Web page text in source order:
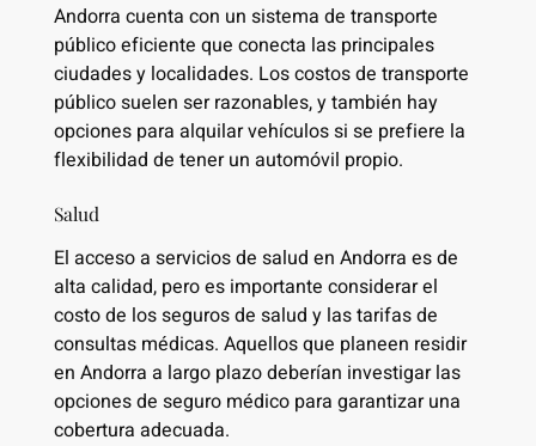
Andorra cuenta con un sistema de transporte
público eficiente que conecta las principales
ciudades y localidades. Los costos de transporte
público suelen ser razonables, y también hay
opciones para alquilar vehículos si se prefiere la
flexibilidad de tener un automóvil propio.
Salud
El acceso a servicios de salud en Andorra es de
alta calidad, pero es importante considerar el
costo de los seguros de salud y las tarifas de
consultas médicas. Aquellos que planeen residir
en Andorra a largo plazo deberían investigar las
opciones de seguro médico para garantizar una
cobertura adecuada.